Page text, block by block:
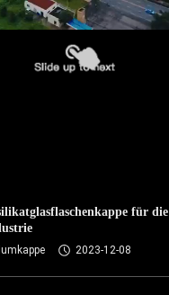
für die
2023-12-08